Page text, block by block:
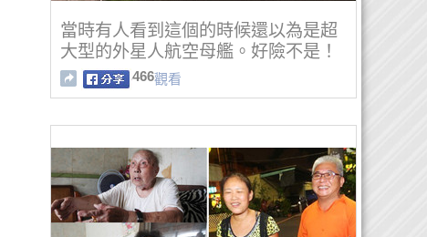
當時有人看到這個的時候還以為是超
大型的外星人航空母艦。好險不是！
466觀看